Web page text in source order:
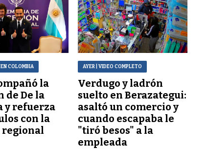
EN COLOMBIA
la
de De la
y refuerza
con la
regional
AYER | VIDEO COMPLETO
Verdugo y ladrón
suelto en Berazategui:
asaltó un comercio y
cuando escapaba le
"tiró besos" a la
empleada